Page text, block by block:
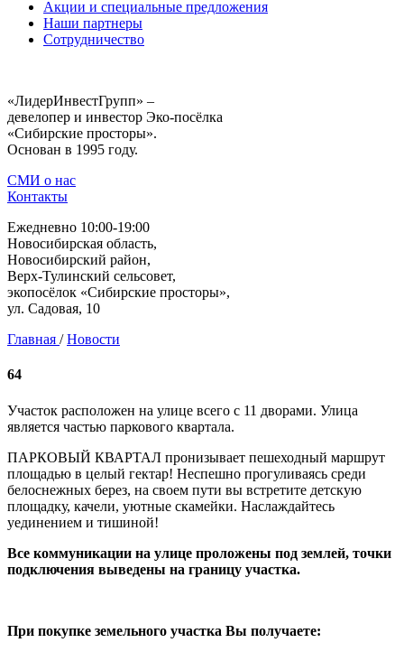
Акции и специальные предложения
Наши партнеры
Сотрудничество
«ЛидерИнвестГрупп» –
девелопер и инвестор Эко-посёлка
«Сибирские просторы».
Основан в 1995 году.
СМИ о нас
Контакты
Ежедневно 10:00-19:00
Новосибирская область,
Новосибирский район,
Верх-Тулинский сельсовет,
экопосёлок «Сибирские просторы»,
ул. Садовая, 10
Главная / Новости
64
Участок расположен на улице всего с 11 дворами. Улица
является частью паркового квартала.
ПАРКОВЫЙ КВАРТАЛ пронизывает пешеходный маршрут
площадью в целый гектар! Неспешно прогуливаясь среди
белоснежных берез, на своем пути вы встретите детскую
площадку, качели, уютные скамейки. Наслаждайтесь
уединением и тишиной!
Все коммуникации на улице проложены под землей, точки
подключения выведены на границу участка.
При покупке земельного участка Вы получаете: